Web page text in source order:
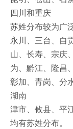
四川和重庆
苏姓分布较为广
永川、三台、自
山、长寿、宗庆
为、黔江、隆昌
彰加、青岗、分
湖南
津市、攸县、平
均有苏姓分布。